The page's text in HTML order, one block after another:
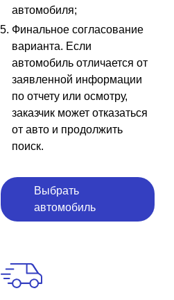
автомобиля;
Финальное согласование
варианта. Если
автомобиль отличается от
заявленной информации
по отчету или осмотру,
заказчик может отказаться
от авто и продолжить
поиск.
Выбрать
автомобиль